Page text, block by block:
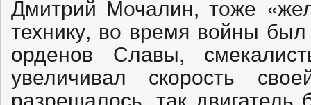
Дмитрий Мочалин, тоже
технику, во время войны
орденов Славы,
увеличивал скорость
разрешалось, так